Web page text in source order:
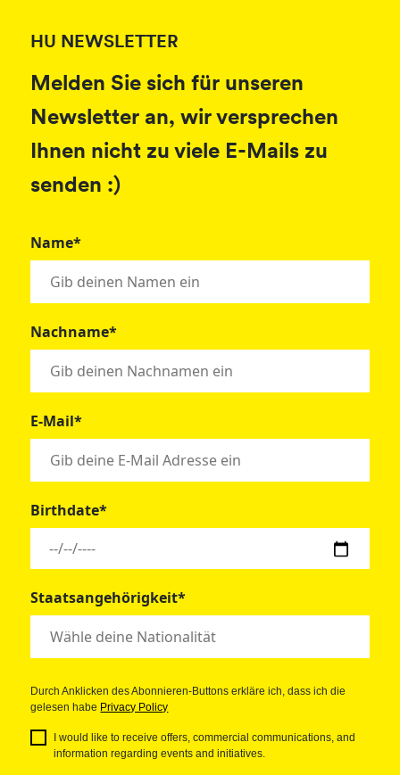
HU NEWSLETTER
Melden Sie sich für unseren
Newsletter an, wir versprechen
Ihnen nicht zu viele E-Mails zu
senden :)
Name*
Nachname*
E-Mail*
Birthdate*
Staatsangehörigkeit*
Durch Anklicken des Abonnieren-Buttons erkläre ich, dass ich die
gelesen habe Privacy Policy
I would like to receive offers, commercial communications, and
information regarding events and initiatives.